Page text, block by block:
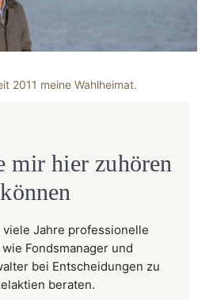
2011 meine Wahlheimat.
mir hier zuhören
können
viele Jahre professionelle
Fondsmanager und
bei Entscheidungen zu
beraten.